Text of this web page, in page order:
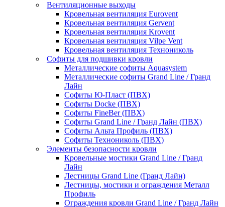
Вентиляционные выходы
Кровельная вентиляция Eurovent
Кровельная вентиляция Gervent
Кровельная вентиляция Krovent
Кровельная вентиляция Vilpe Vent
Кровельная вентиляция Технониколь
Cофиты для подшивки кровли
Металлические софиты Aquasystem
Металлические софиты Grand Line / Гранд
Лайн
Софиты Ю-Пласт (ПВХ)
Софиты Docke (ПВХ)
Софиты FineBer (ПВХ)
Софиты Grand Line / Гранд Лайн (ПВХ)
Софиты Альта Профиль (ПВХ)
Софиты Технониколь (ПВХ)
Элементы безопасности кровли
Кровельные мостики Grand Line / Гранд
Лайн
Лестницы Grand Line (Гранд Лайн)
Лестницы, мостики и ограждения Металл
Профиль
Ограждения кровли Grand Line / Гранд Лайн